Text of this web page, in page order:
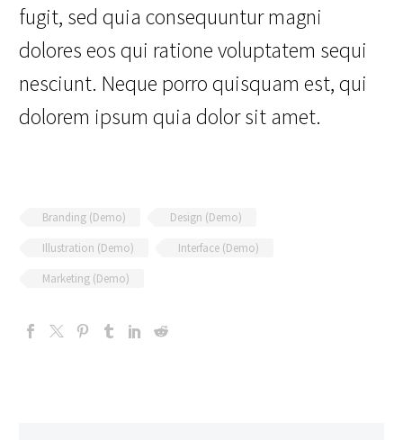
fugit, sed quia consequuntur magni
dolores eos qui ratione voluptatem sequi
nesciunt. Neque porro quisquam est, qui
dolorem ipsum quia dolor sit amet.
Branding (Demo)
Design (Demo)
Illustration (Demo)
Interface (Demo)
Marketing (Demo)